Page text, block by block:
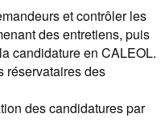
et contrôler les
des entretiens, puis
candidature en CALEOL.
réservataires des
des candidatures par